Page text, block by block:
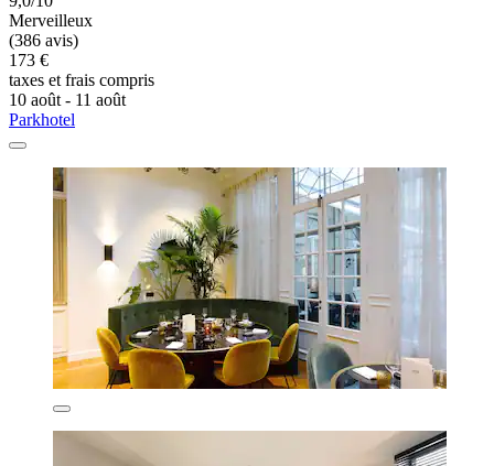
Merveilleux
(386 avis)
173 €
taxes et frais compris
10 août - 11 août
Parkhotel